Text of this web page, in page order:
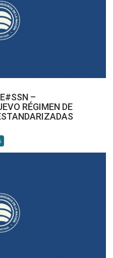
–
RÉGIMEN DE